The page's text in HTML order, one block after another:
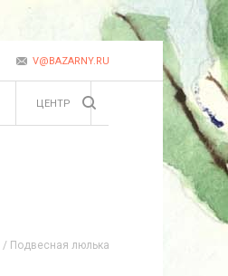
V@BAZARNY.RU
ЦЕНТР
/ Подвесная люлька